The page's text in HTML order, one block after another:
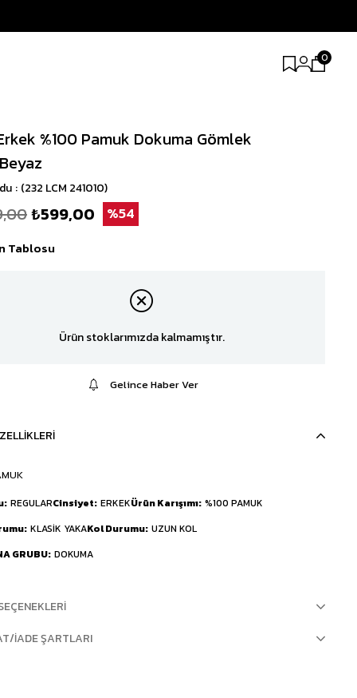
0
%100 Pamuk Dokuma Gömlek
(232 LCM 241010)
₺599,00 54
Tablosu
Ürün stoklarımızda kalmamıştır.
Gelince Haber Ver
REGULARCinsiyet ERKEKÜrün Karışımı %100 PAMUK
KLASİK YAKAKol Durumu UZUN KOL
GRUBU DOKUMA
İADE ŞARTLARI